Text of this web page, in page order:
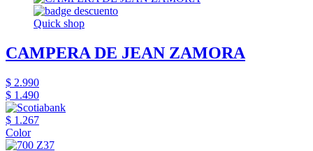
Quick shop
CAMPERA DE JEAN ZAMORA
$ 2.990
$ 1.490
$ 1.267
Color